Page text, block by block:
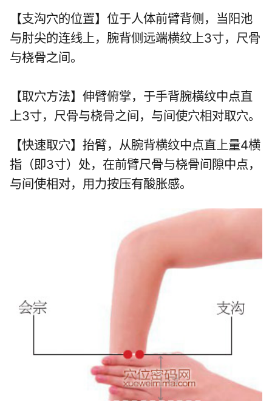
【支沟穴的位置】位于人体前臂背侧，当阳池
与肘尖的连线上，腕背侧远端横纹上3寸，尺骨
与桡骨之间。
【取穴方法】伸臂俯掌，于手背腕横纹中点直
上3寸，尺骨与桡骨之间，与间使穴相对取穴。
【快速取穴】抬臂，从腕背横纹中点直上量4横
指（即3寸）处，在前臂尺骨与桡骨间隙中点，
与间使相对，用力按压有酸胀感。